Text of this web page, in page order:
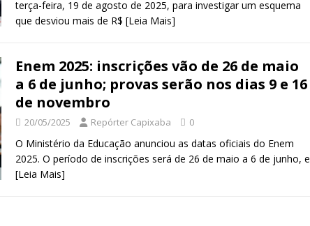
terça-feira, 19 de agosto de 2025, para investigar um esquema
que desviou mais de R$ [Leia Mais]
Enem 2025: inscrições vão de 26 de maio
a 6 de junho; provas serão nos dias 9 e 16
de novembro
20/05/2025 Repórter Capixaba 0
O Ministério da Educação anunciou as datas oficiais do Enem
2025. O período de inscrições será de 26 de maio a 6 de junho, e
[Leia Mais]